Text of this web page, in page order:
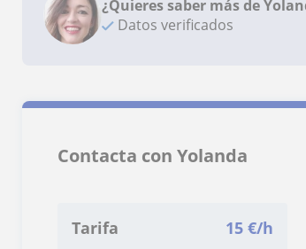
¿Quieres saber más de
Datos verificados
Contacta con Yolanda
Tarifa 15 €/h